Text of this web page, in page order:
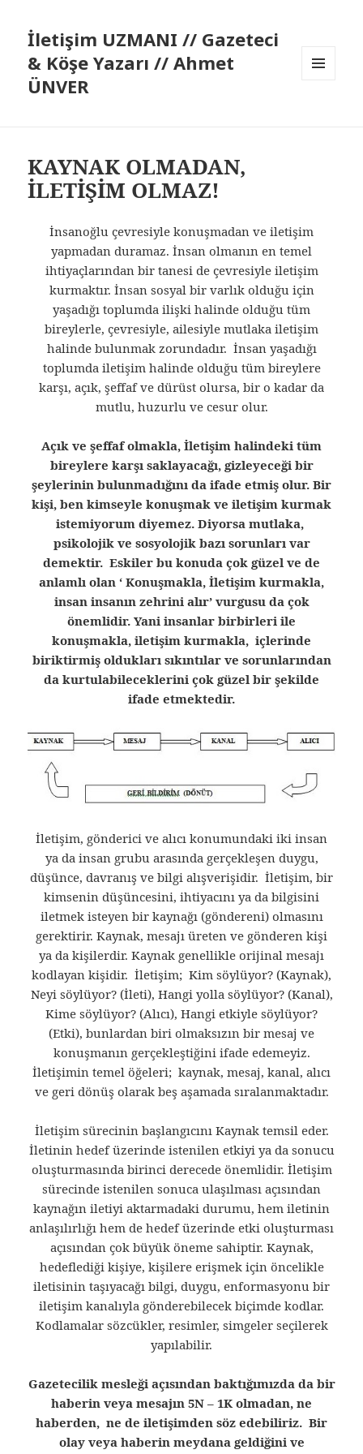
İletişim UZMANI // Gazeteci
& Köşe Yazarı // Ahmet
ÜNVER
KAYNAK OLMADAN,
İLETİŞİM OLMAZ!
İnsanoğlu çevresiyle konuşmadan ve iletişim
yapmadan duramaz. İnsan olmanın en temel
ihtiyaçlarından bir tanesi de çevresiyle iletişim
kurmaktır. İnsan sosyal bir varlık olduğu için
yaşadığı toplumda ilişki halinde olduğu tüm
bireylerle, çevresiyle, ailesiyle mutlaka iletişim
halinde bulunmak zorundadır. İnsan yaşadığı
toplumda iletişim halinde olduğu tüm bireylere
karşı, açık, şeffaf ve dürüst olursa, bir o kadar da
mutlu, huzurlu ve cesur olur.
Açık ve şeffaf olmakla, İletişim halindeki tüm
bireylere karşı saklayacağı, gizleyeceği bir
şeylerinin bulunmadığını da ifade etmiş olur. Bir
kişi, ben kimseyle konuşmak ve iletişim kurmak
istemiyorum diyemez. Diyorsa mutlaka,
psikolojik ve sosyolojik bazı sorunları var
demektir. Eskiler bu konuda çok güzel ve de
anlamlı olan ‘ Konuşmakla, İletişim kurmakla,
insan insanın zehrini alır’ vurgusu da çok
önemlidir. Yani insanlar birbirleri ile
konuşmakla, iletişim kurmakla, içlerinde
biriktirmiş oldukları sıkıntılar ve sorunlarından
da kurtulabileceklerini çok güzel bir şekilde
ifade etmektedir.
İletişim, gönderici ve alıcı konumundaki iki insan
ya da insan grubu arasında gerçekleşen duygu,
düşünce, davranış ve bilgi alışverişidir. İletişim, bir
kimsenin düşüncesini, ihtiyacını ya da bilgisini
iletmek isteyen bir kaynağı (göndereni) olmasını
gerektirir. Kaynak, mesajı üreten ve gönderen kişi
ya da kişilerdir. Kaynak genellikle orijinal mesajı
kodlayan kişidir. İletişim; Kim söylüyor? (Kaynak),
Neyi söylüyor? (İleti), Hangi yolla söylüyor? (Kanal),
Kime söylüyor? (Alıcı), Hangi etkiyle söylüyor?
(Etki), bunlardan biri olmaksızın bir mesaj ve
konuşmanın gerçekleştiğini ifade edemeyiz.
İletişimin temel öğeleri; kaynak, mesaj, kanal, alıcı
ve geri dönüş olarak beş aşamada sıralanmaktadır.
İletişim sürecinin başlangıcını Kaynak temsil eder.
İletinin hedef üzerinde istenilen etkiyi ya da sonucu
oluşturmasında birinci derecede önemlidir. İletişim
sürecinde istenilen sonuca ulaşılması açısından
kaynağın iletiyi aktarmadaki durumu, hem iletinin
anlaşılırlığı hem de hedef üzerinde etki oluşturması
açısından çok büyük öneme sahiptir. Kaynak,
hedeflediği kişiye, kişilere erişmek için öncelikle
iletisinin taşıyacağı bilgi, duygu, enformasyonu bir
iletişim kanalıyla gönderebilecek biçimde kodlar.
Kodlamalar sözcükler, resimler, simgeler seçilerek
yapılabilir.
Gazetecilik mesleği açısından baktığımızda da bir
haberin veya mesajın 5N – 1K olmadan, ne
haberden, ne de iletişimden söz edebiliriz. Bir
olay veya haberin meydana geldiğini ve